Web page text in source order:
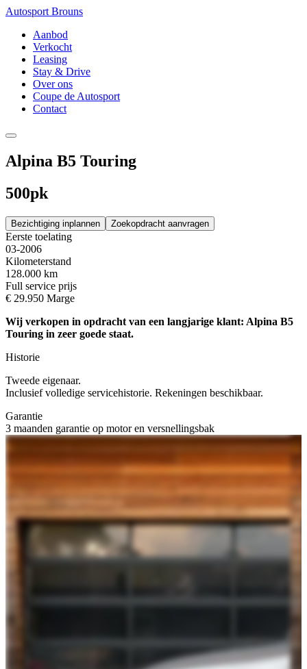
Autosport Brouns
Aanbod
Verkocht
Leasing
Stay & Drive
Over ons
Coupe de Autosport
Contact
Alpina B5 Touring
500pk
Bezichtiging inplannen Zoekopdracht aanvragen
Eerste toelating
03-2006
Kilometerstand
128.000 km
Full service prijs
€ 29.950 Marge
Wij verkopen in opdracht van een langjarige klant: Alpina B5
Touring in zeer goede staat.
Historie
Tweede eigenaar.
Inclusief volledige servicehistorie. Rekeningen beschikbaar.
Garantie
3 maanden garantie op motor en versnellingsbak